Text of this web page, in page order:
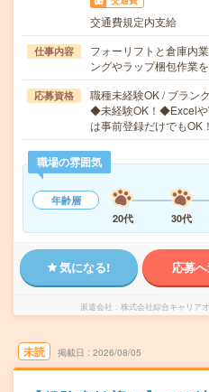
交通費規定内支給
仕事内容
フォーリフトと倉庫内
ングやラップ梱包作業
応募資格
職種未経験OK / ブラン
◆未経験OK！◆Excelや
は事前登録だけでも
職場の雰囲気
年齢層
20代
30代
気になる! 応募
派遣会社 株式会社綜合キャリア
未読 掲載日 2026/08/05